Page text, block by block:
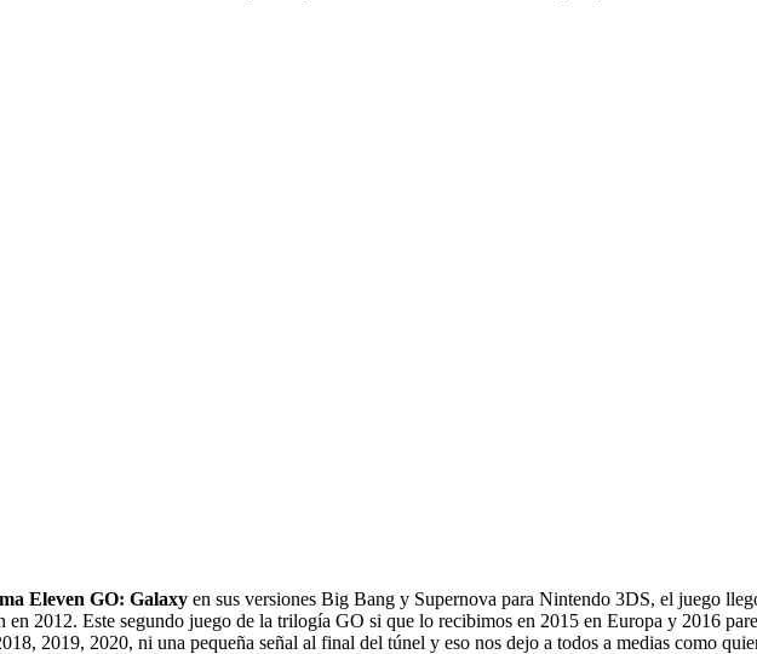
Eleven GO: Galaxy en sus versiones Big Bang y Supernova para Nintendo 3DS, el juego
en 2012. Este segundo juego de la trilogía GO si que lo recibimos en 2015 en Europa y 2016
2019, 2020, ni una pequeña señal al final del túnel y eso nos dejo a todos a medias como